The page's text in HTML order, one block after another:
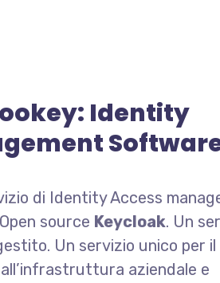
Identity
di Identity Access
source Keycloak. Un
Un servizio unico per il
aziendale e